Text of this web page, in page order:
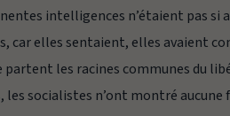
intelligences n’étaient pas
car elles sentaient, elles avaient
partent les racines communes du
les socialistes n’ont montré